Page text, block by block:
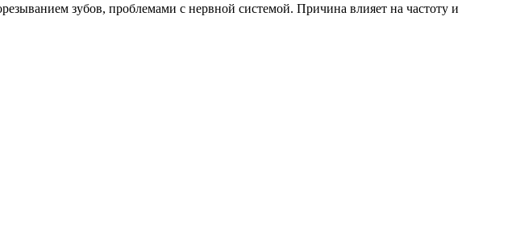
зубов, проблемами с нервной системой. Причина влияет на частоту и